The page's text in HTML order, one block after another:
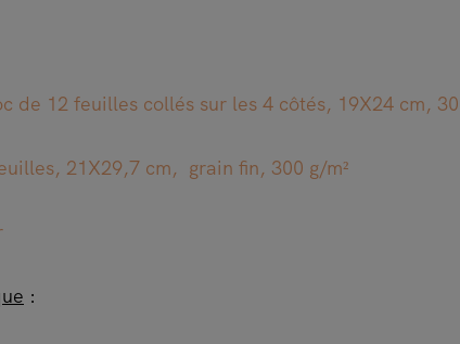
de 12 feuilles collés sur les 4 côtés, 19X24 cm,
21X29,7 cm, grain fin, 300 g/m²
: